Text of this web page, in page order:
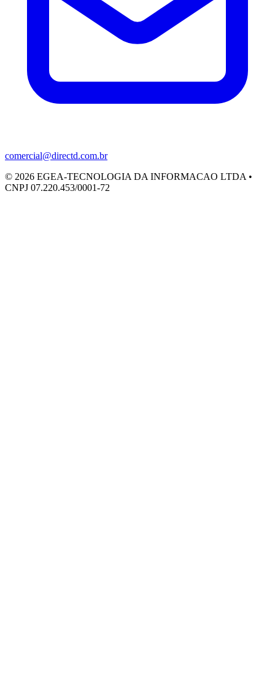
comercial@directd.com.br
© 2026 EGEA-TECNOLOGIA DA INFORMACAO LTDA •
CNPJ 07.220.453/0001-72